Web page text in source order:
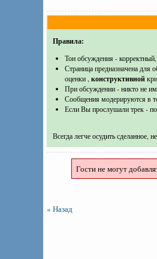
Правила:
Тон обсуждения -
Страница предназначена для
оценки ,конструктивной
При обсуждении - никто не
Сообщения модерируются в
Если Вы прослушали трек -
Всегда легче осудить сделанное,
Гости не могут
« Назад